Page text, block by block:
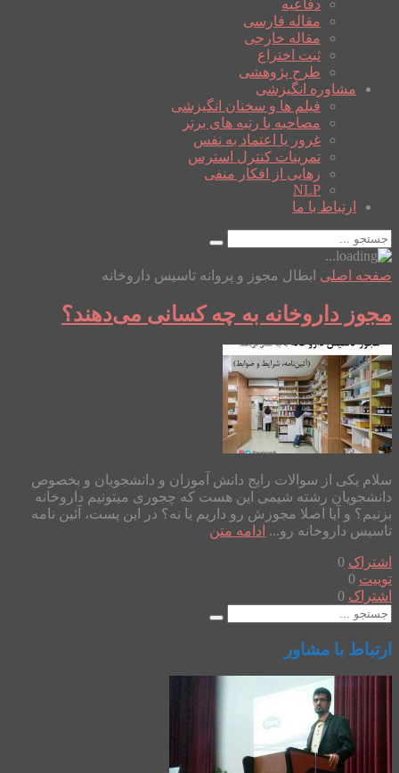
دفاعیه
مقاله فارسی
مقاله خارجی
ثبت اختراع
طرح پژوهشی
مشاوره انگیزشی
فیلم ها و سخنان انگیزشی
مصاحبه با رتبه های برتر
غرور یا اعتماد به نفس
تمرینات کنترل استرس
رهایی از افکار منفی
NLP
ارتباط با ما
صفحه اصلی ابطال مجوز و پروانه تاسیس داروخانه
مجوز داروخانه به چه کسانی می‌دهند؟
سلام یکی از سوالات رایج دانش آموزان و دانشجویان و بخصوص
دانشجویان رشته شیمی این هست که چجوری میتونیم داروخانه
بزنیم؟ و آیا اصلا مجوزش رو داریم یا نه؟ در این پست، آئین نامه
تاسیس داروخانه رو... ادامه متن
اشتراک 0
توییت 0
اشتراک 0
ارتباط با مشاور